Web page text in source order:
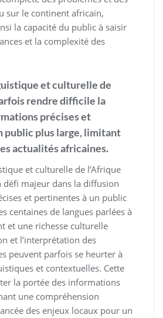
sur le continent africain,
la capacité du public à saisir
et la complexité des
et culturelle de
rendre difficile la
précises et
public plus large, limitant
actualités africaines.
et culturelle de l’Afrique
défi majeur dans la diffusion
et pertinentes à un public
centaines de langues parlées à
et une richesse culturelle
et l’interprétation des
peuvent parfois se heurter à
et contextuelles. Cette
la portée des informations
une compréhension
des enjeux locaux pour un